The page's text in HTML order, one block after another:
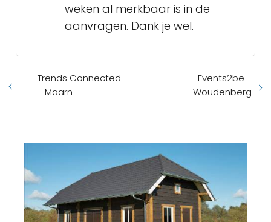
weken al merkbaar is in de
aanvragen. Dank je wel.
Trends Connected
- Maarn
Events2be -
Woudenberg